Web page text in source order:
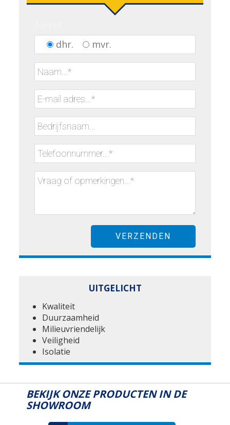
dhr. mvr.
UITGELICHT
Kwaliteit
Duurzaamheid
Milieuvriendelijk
Veiligheid
Isolatie
BEKIJK ONZE PRODUCTEN IN DE
SHOWROOM